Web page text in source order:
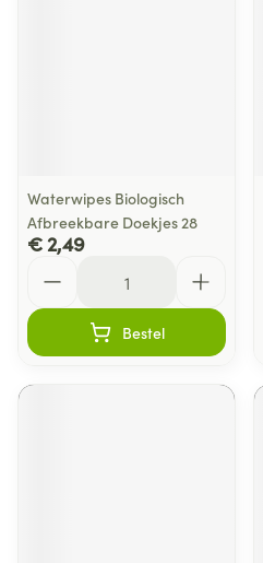
Waterwipes Biologisch
Afbreekbare Doekjes 28
€ 2,49
Bestel